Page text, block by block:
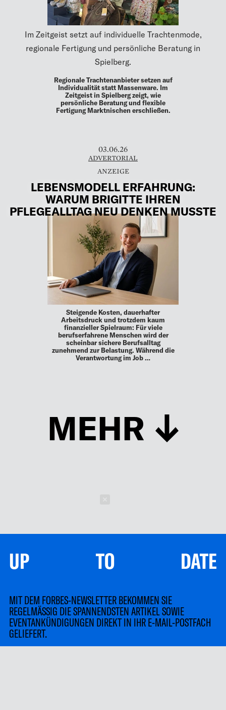
Im Zeitgeist setzt auf individuelle Trachtenmode,
regionale Fertigung und persönliche Beratung in
Spielberg.
Regionale Trachtenanbieter setzen auf
Individualität statt Massenware. Im
Zeitgeist in Spielberg zeigt, wie
persönliche Beratung und flexible
Fertigung Marktnischen erschließen.
03.06.26
ADVERTORIAL
LEBENSMODELL ERFAHRUNG:
WARUM BRIGITTE IHREN
PFLEGEALLTAG NEU DENKEN MUSSTE
Steigende Kosten, dauerhafter
Arbeitsdruck und trotzdem kaum
finanzieller Spielraum: Für viele
berufserfahrene Menschen wird der
scheinbar sichere Berufsalltag
zunehmend zur Belastung. Während die
Verantwortung im Job …
MEHR
UP TO DATE
MIT DEM FORBES-NEWSLETTER BEKOMMEN SIE
REGELMÄSSIG DIE SPANNENDSTEN ARTIKEL SOWIE
EVENTANKÜNDIGUNGEN DIREKT IN IHR E-MAIL-POSTFACH
GELIEFERT.